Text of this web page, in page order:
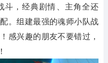
斗，经典剧情、主角全还
。组建最强的魂师小队战
感兴趣的朋友不要错过，